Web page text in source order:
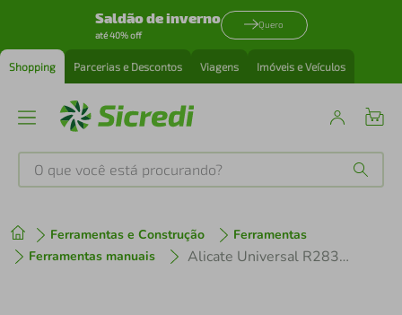
Saldão de inverno
até 40% off
Quero
Shopping Parcerias e Descontos Viagens Imóveis e Veículos
O que você está procurando?
Ferramentas e Construção
Ferramentas
Ferramentas manuais
Alicate Universal R28301200 Gedore
1º tenis